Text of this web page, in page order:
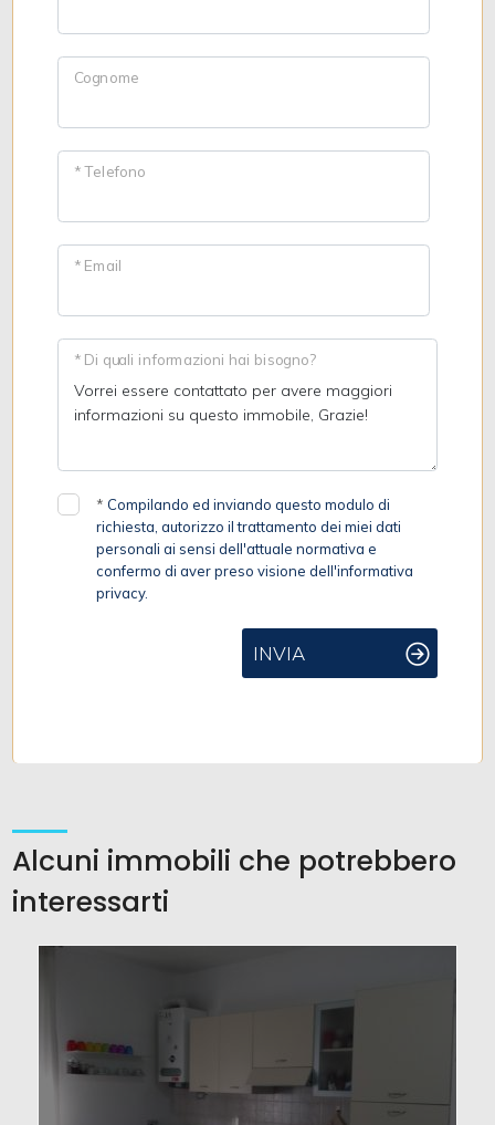
Cognome
* Telefono
* Email
* Di quali informazioni hai bisogno?
* Compilando ed inviando questo modulo di
richiesta, autorizzo il trattamento dei miei dati
personali ai sensi dell'attuale normativa e
confermo di aver preso visione dell'informativa
privacy.
INVIA
Alcuni immobili che potrebbero
interessarti